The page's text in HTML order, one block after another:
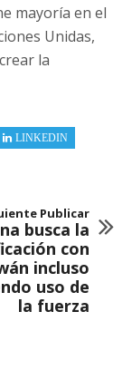
mayoría en el
Unidas,
la
LINKEDIN
Publicar
busca la
con
incluso
uso de
la fuerza